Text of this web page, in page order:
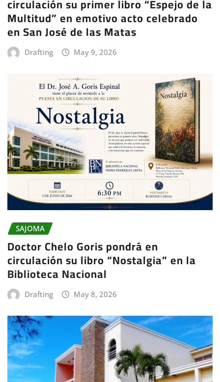
circulación su primer libro “Espejo de la
Multitud” en emotivo acto celebrado
en San José de las Matas
Drafting May 9, 2026
SAJOMA
Doctor Chelo Goris pondrá en
circulación su libro “Nostalgia” en la
Biblioteca Nacional
Drafting May 8, 2026